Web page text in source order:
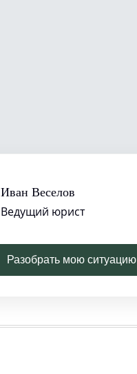
Иван Веселов
Ведущий юрист
Разобрать мою ситуацию